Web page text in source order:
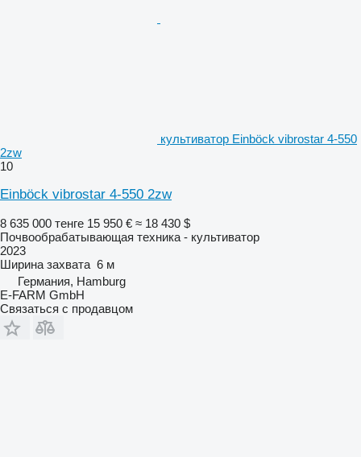
культиватор Einböck vibrostar 4-550
2zw
10
Einböck vibrostar 4-550 2zw
8 635 000 тенге 15 950 € ≈ 18 430 $
Почвообрабатывающая техника - культиватор
2023
Ширина захвата 6 м
Германия, Hamburg
E-FARM GmbH
Связаться с продавцом